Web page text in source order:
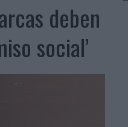
deben
social’